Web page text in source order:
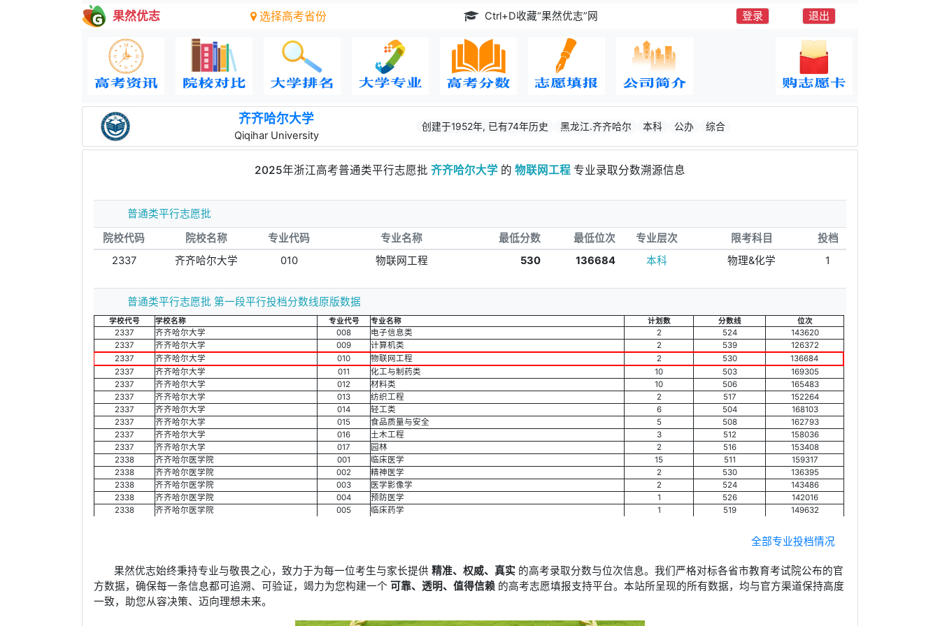
果然优志 选择高考省份 Ctrl+D收藏“果然优志”网 登录 退出
齐齐哈尔大学
Qiqihar University
创建于1952年, 已有74年历史 黑龙江.齐齐哈尔 本科 公办 综合
2025年浙江高考普通类平行志愿批 齐齐哈尔大学 的 物联网工程 专业录取分数溯源信息
普通类平行志愿批
院校代码
院校名称 专业代码 专业名称 最低分数 最低位次 专业层次 限考科目
投档
2337
齐齐哈尔大学 010 物联网工程 530 136684 本科 物理&化学 1
普通类平行志愿批 第一段平行投档分数线原版数据
学校代号 学校名称 专业代号 专业名称 计划数 分数线 位次
2337 齐齐哈尔大学 008 电子信息类 2 524
143620
2337
齐齐哈尔大学 009 计算机类 2 539
126372
2337
齐齐哈尔大学 010 物联网工程 2 530
136684
2337
齐齐哈尔大学 011 化工与制药类 10 503
169305
2337
齐齐哈尔大学 012 材料类 10 506
165483
2337
齐齐哈尔大学 013 纺织工程 2 517
152264
2337
齐齐哈尔大学 014 轻工类 6 504
168103
2337
齐齐哈尔大学 015 食品质量与安全 5 508
162793
2337
齐齐哈尔大学 016 土木工程 3 512
158036
2337
齐齐哈尔大学 017 园林 2 516
153408
2338
齐齐哈尔医学院 001 临床医学 15 511
159317
2338
齐齐哈尔医学院 002 精神医学 2 530
136395
2338
齐齐哈尔医学院 003 医学影像学 2 524
143486
2338
齐齐哈尔医学院 004 预防医学 1 526
142016
2338
齐齐哈尔医学院 005 临床药学 1 519 149632
全部专业投档情况
果然优志始终秉持专业与敬畏之心，致力于为每一位考生与家长提供精准、权威、真实 的高考录取分数与位次信息。我们严格对标各省市教育考试院公布的官
方数据，确保每一条信息都可追溯、可验证，竭力为您构建一个 可靠、透明、值得信赖 的高考志愿填报支持平台。本站所呈现的所有数据，均与官方渠道保持高度
一致，助您从容决策、迈向理想未来。